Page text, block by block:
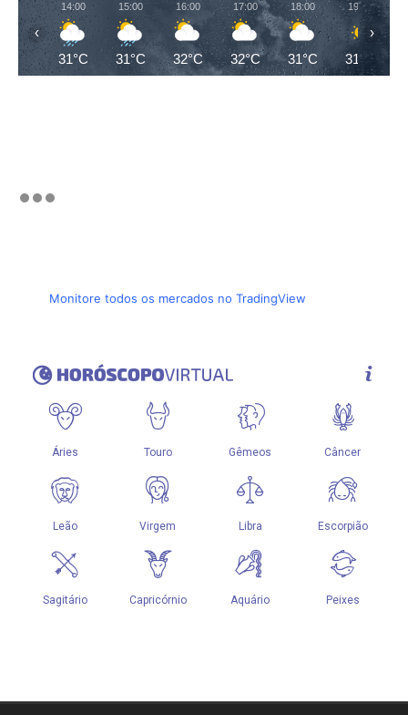
14:00
31°C
15:00
31°C
16:00
32°C
17:00
32°C
18:00
31°C
19:00
31°C
‹ ›
Monitore todos os mercados no TradingView